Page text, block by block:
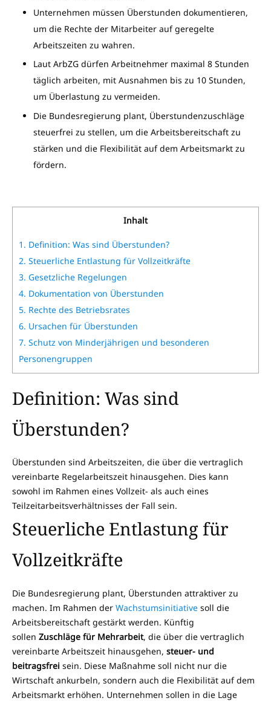
Unternehmen müssen Überstunden dokumentieren,
um die Rechte der Mitarbeiter auf geregelte
Arbeitszeiten zu wahren.
Laut ArbZG dürfen Arbeitnehmer maximal 8 Stunden
täglich arbeiten, mit Ausnahmen bis zu 10 Stunden,
um Überlastung zu vermeiden.
Die Bundesregierung plant, Überstundenzuschläge
steuerfrei zu stellen, um die Arbeitsbereitschaft zu
stärken und die Flexibilität auf dem Arbeitsmarkt zu
fördern.
Inhalt
1. Definition: Was sind Überstunden?
2. Steuerliche Entlastung für Vollzeitkräfte
3. Gesetzliche Regelungen
4. Dokumentation von Überstunden
5. Rechte des Betriebsrates
6. Ursachen für Überstunden
7. Schutz von Minderjährigen und besonderen
Personengruppen
Definition: Was sind
Überstunden?
Überstunden sind Arbeitszeiten, die über die vertraglich
vereinbarte Regelarbeitszeit hinausgehen. Dies kann
sowohl im Rahmen eines Vollzeit- als auch eines
Teilzeitarbeitsverhältnisses der Fall sein.
Steuerliche Entlastung für
Vollzeitkräfte
Die Bundesregierung plant, Überstunden attraktiver zu
machen. Im Rahmen der Wachstumsinitiative soll die
Arbeitsbereitschaft gestärkt werden. Künftig
sollen Zuschläge für Mehrarbeit, die über die vertraglich
vereinbarte Arbeitszeit hinausgehen, steuer- und
beitragsfrei sein. Diese Maßnahme soll nicht nur die
Wirtschaft ankurbeln, sondern auch die Flexibilität auf dem
Arbeitsmarkt erhöhen. Unternehmen sollen in die Lage